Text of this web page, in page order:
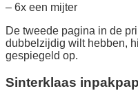
– 6x een mijter
De tweede pagina in de
dubbelzijdig wilt hebben,
gespiegeld op.
Sinterklaas